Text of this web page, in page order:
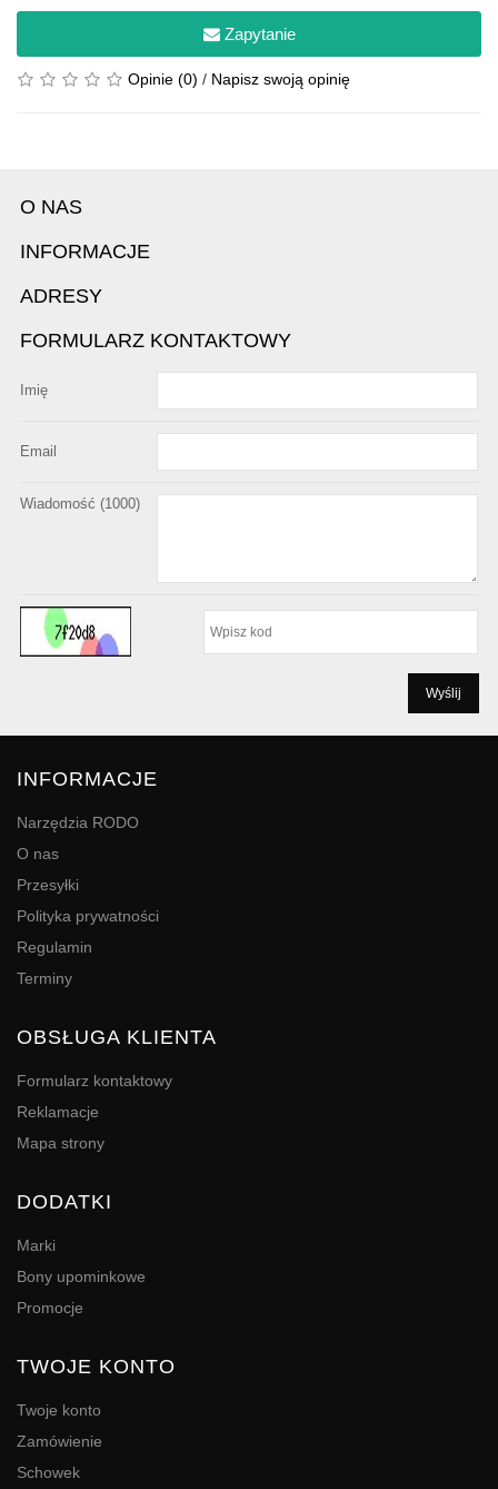
Zapytanie
Opinie (0) / Napisz swoją opinię
O NAS
INFORMACJE
ADRESY
FORMULARZ KONTAKTOWY
Imię
Email
Wiadomość (1000)
INFORMACJE
Narzędzia RODO
O nas
Przesyłki
Polityka prywatności
Regulamin
Terminy
OBSŁUGA KLIENTA
Formularz kontaktowy
Reklamacje
Mapa strony
DODATKI
Marki
Bony upominkowe
Promocje
TWOJE KONTO
Twoje konto
Zamówienie
Schowek